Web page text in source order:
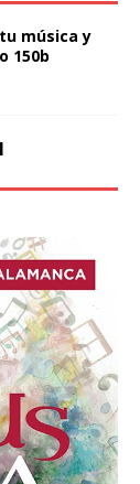
música y
150b